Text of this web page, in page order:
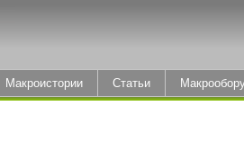
Макроистории Статьи